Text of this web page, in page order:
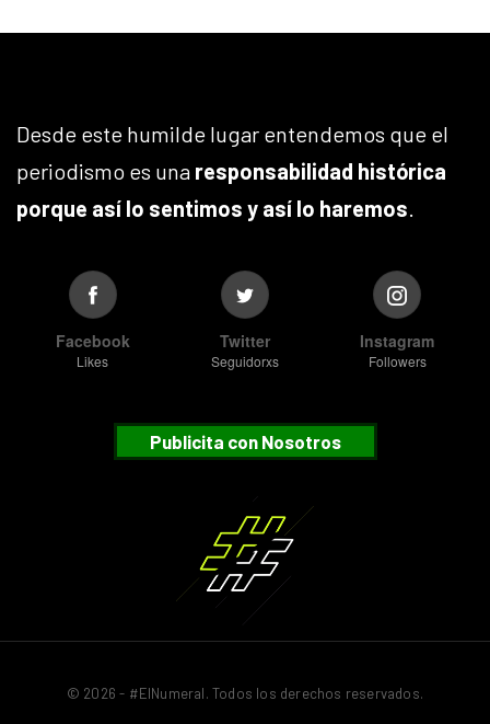
Desde este humilde lugar entendemos que el
periodismo es una responsabilidad histórica
porque así lo sentimos y así lo haremos.
Facebook
Likes
Twitter
Seguidorxs
Instagram
Followers
Publicita con Nosotros
© 2026 - #ElNumeral. Todos los derechos reservados.